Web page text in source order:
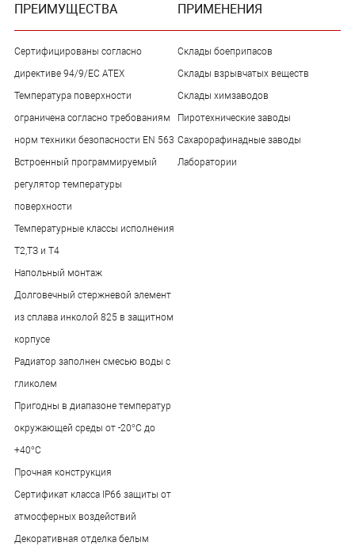
ПРЕИМУЩЕСТВА
Сертифицированы согласно
директиве 94/9/ЕС АТЕХ
Температура поверхности
ограничена согласно требованиям
норм техники безопасности EN 563
Встроенный программируемый
регулятор температуры
поверхности
Температурные классы исполнения
Т2,ТЗ и Т4
Напольный монтаж
Долговечный стержневой элемент
из сплава инколой 825 в защитном
корпусе
Радиатор заполнен смесью воды с
гликолем
Пригодны в диапазоне температур
окружающей среды от -20°С до
+40°С
Прочная конструкция
Сертификат класса IP66 защиты от
атмосферных воздействий
Декоративная отделка белым
ПРИМЕНЕНИЯ
Склады боеприпасов
Склады взрывчатых веществ
Склады химзаводов
Пиротехнические заводы
Сахарорафинадные заводы
Лаборатории